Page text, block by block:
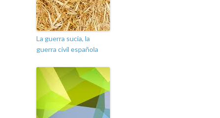
La guerra sucia, la
guerra civil española